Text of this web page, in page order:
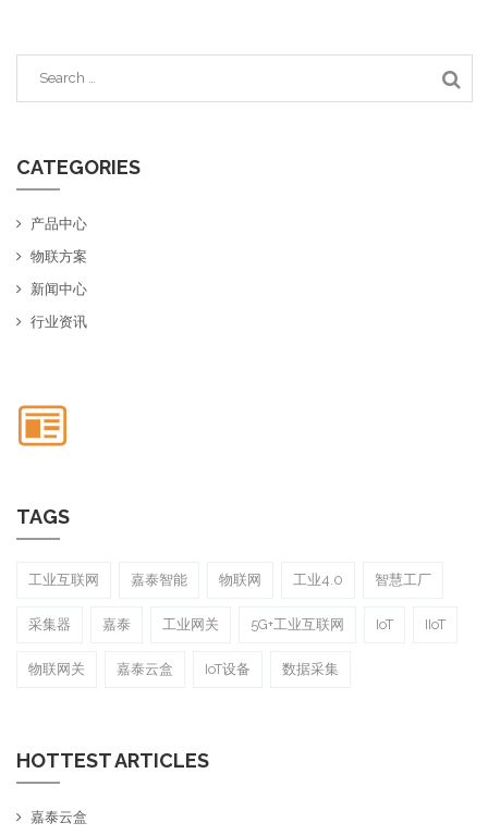
CATEGORIES
产品中心
物联方案
新闻中心
行业资讯
TAGS
工业互联网 嘉泰智能 物联网 工业4.0 智慧工厂
采集器 嘉泰 工业网关 5G+工业互联网 IoT IIoT
物联网关 嘉泰云盒 IoT设备 数据采集
HOTTEST ARTICLES
嘉泰云盒